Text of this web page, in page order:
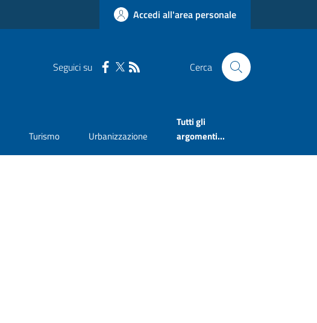
Accedi all'area personale
Seguici su Cerca
Turismo Urbanizzazione
Tutti gli
argomenti...